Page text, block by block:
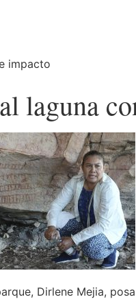
impacto
laguna
Dirlene Mejia,